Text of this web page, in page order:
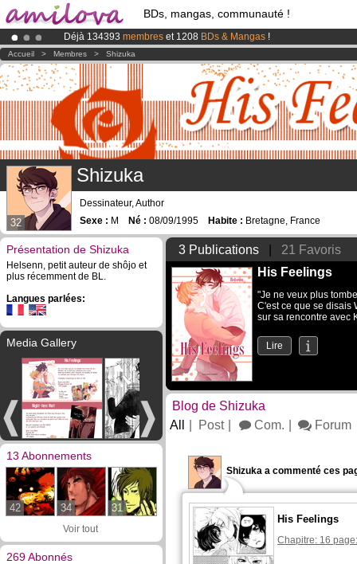
BDs, mangas, communauté !
Déjà 134393 membres et 1208 BDs & Mangas !
Abonnement premium: à partir de3.95 eurospar mois !Clique ici
LeKickstarter Amilova est désormais lancé!.
Accueil > Membres > Shizuka
32
Shizuka
Dessinateur, Author
Sexe : M Né : 08/09/1995 Habite : Bretagne, France
Présentation de Shizuka
Helsenn, petit auteur de shôjo et
plus récemment de BL.
Langues parlées:
Media Gallery
13 Abonnements
42 34 31
Voir tout
269 Abonnés
3 Publications
21 Favoris
His Feelings
"Je ne veux plus
C'est ce que se disais
sur sa rencontre avec
Lire
Blog de Shizuka
All
Post Com. Forum
Shizuka a commenté ces
His Feelings
Chapitre: 16